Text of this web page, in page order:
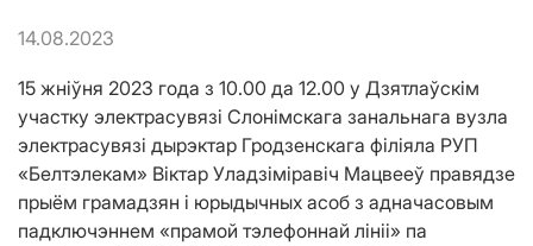
14.08.2023
15 жніўня 2023 года з 10.00 да 12.00 у Дзятлаўскім
участку электрасувязі Слонімскага занальнага вузла
электрасувязі дырэктар Гродзенскага філіяла РУП
«Белтэлекам» Віктар Уладзіміравіч Мацвееў правядзе
прыём грамадзян і юрыдычных асоб з адначасовым
падключэннем «прамой тэлефоннай лініі» па